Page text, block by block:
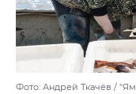
Фото: Андрей Ткачёв /